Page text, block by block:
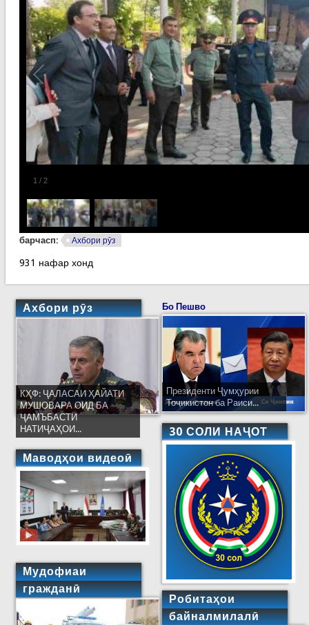
1 / 2
барчасп: Ахбори рӯз
931 нафар хонд
Ахбори рӯз
КҲФ: ҶАЛАСАИ ҲАЙАТИ
МУШОВАРА ОИД БА
ҶАМЪБАСТИ
НАТИҶАҲОИ...
Маводҳои видеоӣ
Мудофиаи
гражданӣ
Бо Пешво
Президенти Ҷумҳурии
Тоҷикистон ба Раиси...
30 СОЛИ НАҶОТ
Робитаҳои
байналмилалӣ